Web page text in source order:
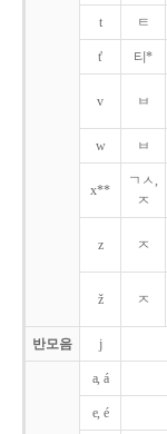
t ㅌ
t' 티*
v ㅂ
w ㅂ
x**
ㄱㅅ,
ㅈ
z ㅈ
ž ㅈ
반모음 j
a, á
e, é